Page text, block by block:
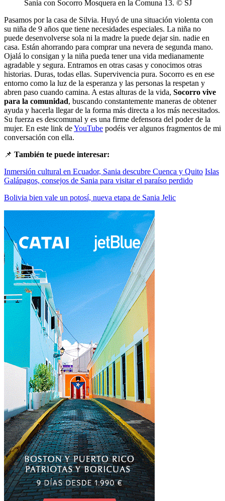
Sania con Socorro Mosquera en la Comuna 13. © SJ
Pasamos por la casa de Silvia. Huyó de una situación violenta con
su niña de 9 años que tiene necesidades especiales. La niña no
puede desenvolverse sola ni la madre la puede dejar sin. nadie en
casa. Están ahorrando para comprar una nevera de segunda mano.
Ojalá lo consigan y la niña pueda tener una vida medianamente
agradable y segura. Entramos en otras casas y conocimos otras
historias. Duras, todas ellas. Supervivencia pura. Socorro es en ese
entorno como la luz de la esperanza y las personas la respetan y
abren paso cuando camina. A estas alturas de la vida, Socorro vive
para la comunidad, buscando constantemente maneras de obtener
ayuda y hacerla llegar de la forma más directa a los más necesitados.
Su fuerza es descomunal y es una firme defensora del poder de la
mujer. En este link deYouTube podéis ver algunos fragmentos de mi
conversación con ella.
📌 También te puede interesar:
Inmersión cultural en Ecuador, Sania descubre Cuenca y Quito Islas
Galápagos, consejos de Sania para visitar el paraíso perdido
Bolivia bien vale un potosí, nueva etapa de Sania Jelic